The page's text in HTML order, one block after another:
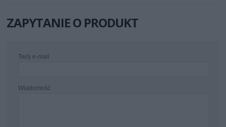
ZAPYTANIE O PRODUKT
Twój e-mail
Wiadomość